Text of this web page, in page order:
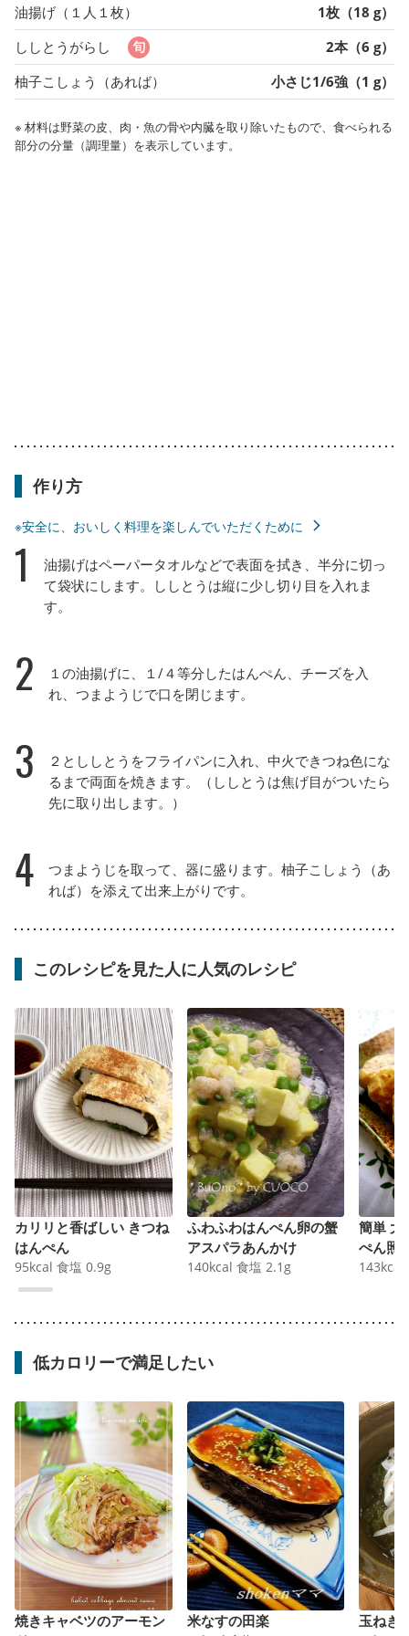
油揚げ（１人１枚）
1枚（18 g）
ししとうがらし
2本（6 g）
柚子こしょう（あれば）
小さじ1/6強（1 g）
※ 材料は野菜の皮、肉・魚の骨や内臓を取り除いたもので、食べられる
部分の分量（調理量）を表示しています。
作り方
※安全に、おいしく料理を楽しんでいただくために
1
油揚げはペーパータオルなどで表面を拭き、半分に切っ
て袋状にします。ししとうは縦に少し切り目を入れま
す。
2
１の油揚げに、１/４等分したはんぺん、チーズを入
れ、つまようじで口を閉じます。
3
２とししとうをフライパンに入れ、中火できつね色にな
るまで両面を焼きます。（ししとうは焦げ目がついたら
先に取り出します。）
4
つまようじを取って、器に盛ります。柚子こしょう（あ
れば）を添えて出来上がりです。
このレシピを見た人に人気のレシピ
カリリと香ばしい きつね
はんぺん
95kcal 食塩 0.9g
ふわふわはんぺん卵の蟹
アスパラあんかけ
140kcal 食塩 2.1 g
簡単 大
ぺん照
143kcal
低カロリーで満足したい
焼きキャベツのアーモン
米なすの田楽 玉ねぎ